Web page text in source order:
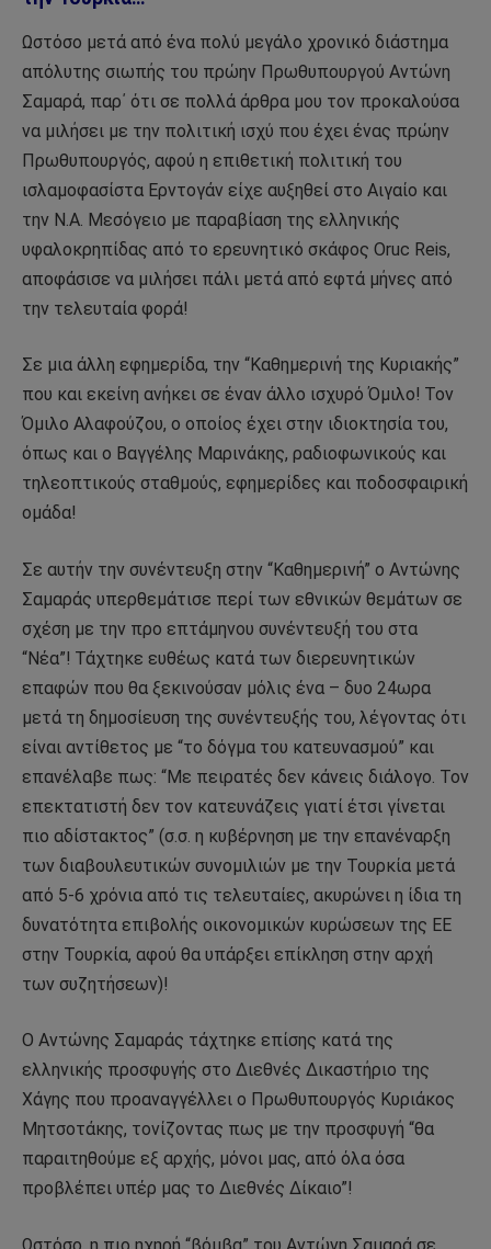
Ωστόσο μετά από ένα πολύ μεγάλο χρονικό διάστημα
απόλυτης σιωπής του πρώην Πρωθυπουργού Αντώνη
Σαμαρά, παρ΄ ότι σε πολλά άρθρα μου τον προκαλούσα
να μιλήσει με την πολιτική ισχύ που έχει ένας πρώην
Πρωθυπουργός, αφού η επιθετική πολιτική του
ισλαμοφασίστα Ερντογάν είχε αυξηθεί στο Αιγαίο και
την Ν.Α. Μεσόγειο με παραβίαση της ελληνικής
υφαλοκρηπίδας από το ερευνητικό σκάφος Oruc Reis,
αποφάσισε να μιλήσει πάλι μετά από εφτά μήνες από
την τελευταία φορά!
Σε μια άλλη εφημερίδα, την “Καθημερινή της Κυριακής”
που και εκείνη ανήκει σε έναν άλλο ισχυρό Όμιλο! Τον
Όμιλο Αλαφούζου, ο οποίος έχει στην ιδιοκτησία του,
όπως και ο Βαγγέλης Μαρινάκης, ραδιοφωνικούς και
τηλεοπτικούς σταθμούς, εφημερίδες και ποδοσφαιρική
ομάδα!
Σε αυτήν την συνέντευξη στην “Καθημερινή” ο Αντώνης
Σαμαράς υπερθεμάτισε περί των εθνικών θεμάτων σε
σχέση με την προ επτάμηνου συνέντευξή του στα
“Νέα”! Τάχτηκε ευθέως κατά των διερευνητικών
επαφών που θα ξεκινούσαν μόλις ένα – δυο 24ωρα
μετά τη δημοσίευση της συνέντευξής του, λέγοντας ότι
είναι αντίθετος με “το δόγμα του κατευνασμού” και
επανέλαβε πως: “Με πειρατές δεν κάνεις διάλογο. Τον
επεκτατιστή δεν τον κατευνάζεις γιατί έτσι γίνεται
πιο αδίστακτος” (σ.σ. η κυβέρνηση με την επανέναρξη
των διαβουλευτικών συνομιλιών με την Τουρκία μετά
από 5-6 χρόνια από τις τελευταίες, ακυρώνει η ίδια τη
δυνατότητα επιβολής οικονομικών κυρώσεων της ΕΕ
στην Τουρκία, αφού θα υπάρξει επίκληση στην αρχή
των συζητήσεων)!
Ο Αντώνης Σαμαράς τάχτηκε επίσης κατά της
ελληνικής προσφυγής στο Διεθνές Δικαστήριο της
Χάγης που προαναγγέλλει ο Πρωθυπουργός Κυριάκος
Μητσοτάκης, τονίζοντας πως με την προσφυγή “θα
παραιτηθούμε εξ αρχής, μόνοι μας, από όλα όσα
προβλέπει υπέρ μας το Διεθνές Δίκαιο”!